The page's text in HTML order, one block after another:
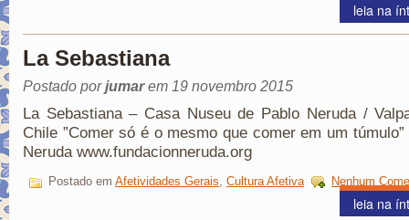
leia na
La Sebastiana
Postado porjumarem 19 novembro 2015
La Sebastiana – Casa Nuseu de Pablo Neruda /
Chile ”Comer só é o mesmo que comer em um túmulo”
Neruda www.fundacionneruda.org
Postado em Afetividades Gerais, Cultura Afetiva Nenhum
leia na